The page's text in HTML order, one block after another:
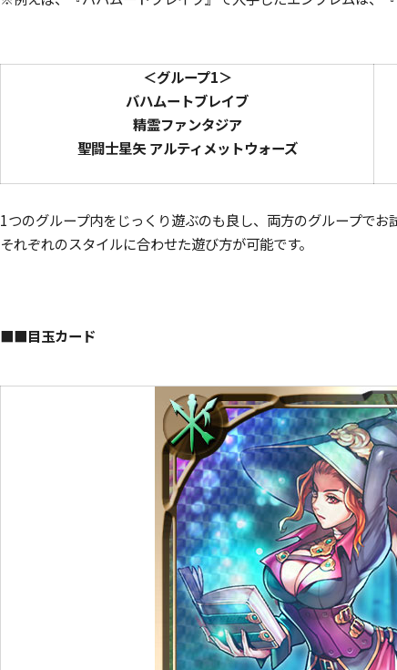
＜グループ1＞
バハムートブレイブ
精霊ファンタジア
聖闘士星矢 アルティメットウォーズ
1つのグループ内をじっくり遊ぶのも良し、両方のグループでお
それぞれのスタイルに合わせた遊び方が可能です。
■■目玉カード